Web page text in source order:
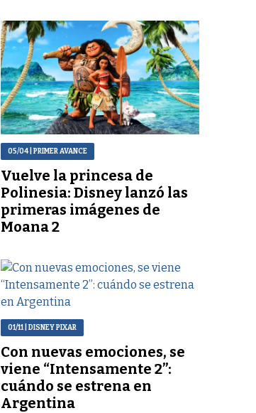
05/04| PRIMER AVANCE
Vuelve la princesa de
Polinesia: Disney lanzó las
primeras imágenes de
Moana 2
01/11| DISNEY PIXAR
Con nuevas emociones, se
viene “Intensamente 2”:
cuándo se estrena en
Argentina